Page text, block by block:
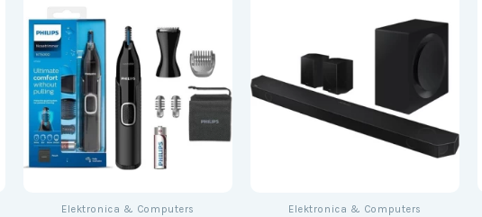
Elektronica & Computers Elektronica & Computers